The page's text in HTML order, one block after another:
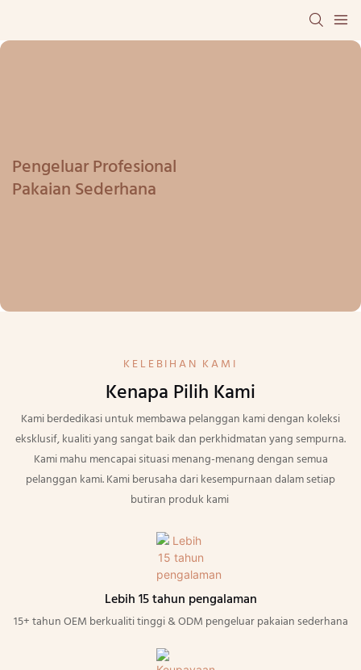
Pengeluar Profesional
Pakaian Sederhana
KELEBIHAN KAMI
Kenapa Pilih Kami
Kami berdedikasi untuk membawa pelanggan kami dengan koleksi
eksklusif, kualiti yang sangat baik dan perkhidmatan yang sempurna.
Kami mahu mencapai situasi menang-menang dengan semua
pelanggan kami. Kami berusaha dari kesempurnaan dalam setiap
butiran produk kami
Lebih 15 tahun pengalaman
15+ tahun OEM berkualiti tinggi & ODM pengeluar pakaian sederhana